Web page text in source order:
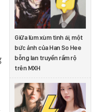
Giữa lùm xùm tình ái, một
bức ảnh của Han So Hee
bỗng lan truyền rầm rộ
trên MXH